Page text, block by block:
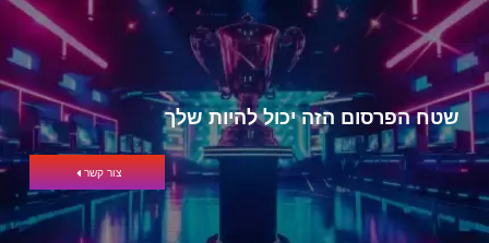
שטח הפרסום הזה יכול להיות שלך
צור קשר